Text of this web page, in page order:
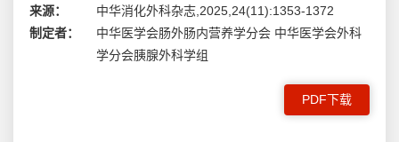
来源：
中华消化外科杂志,2025,24(11):1353-1372
制定者：
中华医学会肠外肠内营养学分会 中华医学会外科
学分会胰腺外科学组
PDF下载